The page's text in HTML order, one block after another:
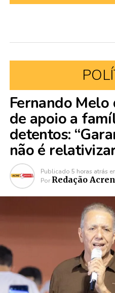
Fernando
de apoio a
detentos:
não é
Publicado 5 horas atrás
Por Redação